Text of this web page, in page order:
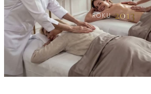
ROKU 2013